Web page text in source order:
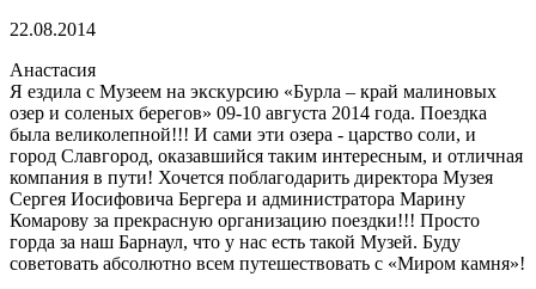
22.08.2014
Анастасия
Я ездила с Музеем на экскурсию «Бурла – край малиновых
озер и соленых берегов» 09-10 августа 2014 года. Поездка
была великолепной!!! И сами эти озера - царство соли, и
город Славгород, оказавшийся таким интересным, и отличная
компания в пути! Хочется поблагодарить директора Музея
Сергея Иосифовича Бергера и администратора Марину
Комарову за прекрасную организацию поездки!!! Просто
горда за наш Барнаул, что у нас есть такой Музей. Буду
советовать абсолютно всем путешествовать с «Миром камня»!